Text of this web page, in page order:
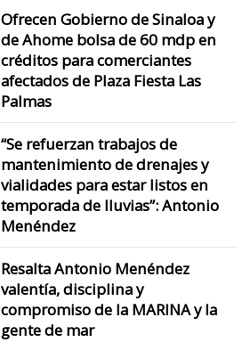
Ofrecen Gobierno de Sinaloa y
de Ahome bolsa de 60 mdp en
créditos para comerciantes
afectados de Plaza Fiesta Las
Palmas
“Se refuerzan trabajos de
mantenimiento de drenajes y
vialidades para estar listos en
temporada de lluvias”: Antonio
Menéndez
Resalta Antonio Menéndez
valentía, disciplina y
compromiso de la MARINA y la
gente de mar